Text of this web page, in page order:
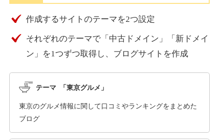
詳細を見る
suka-jp.com
ジャンルその他
DA 40 外部リンク数2518 ドメイン年齢1年
10,800円 入札 0件
dka-hero.com
作成するサイトのテーマを2つ設定
それぞれのテーマで「中古ドメイン」「新ドメイ
ン」を1つずつ取得し、ブログサイトを作成
テーマ 「東京グルメ」
東京のグルメ情報に関して口コミやランキングをまとめた
ブログ